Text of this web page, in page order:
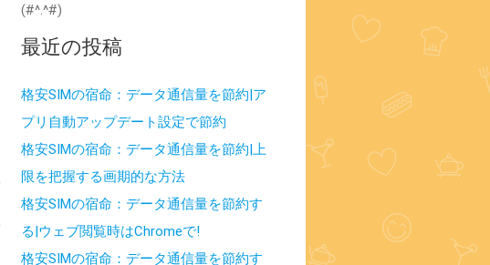
(#^.^#)
最近の投稿
格安SIMの宿命：データ通信量を節約|ア
プリ自動アップデート設定で節約
格安SIMの宿命：データ通信量を節約|上
限を把握する画期的な方法
格安SIMの宿命：データ通信量を節約す
る|ウェブ閲覧時はChromeで!
格安SIMの宿命：データ通信量を節約す